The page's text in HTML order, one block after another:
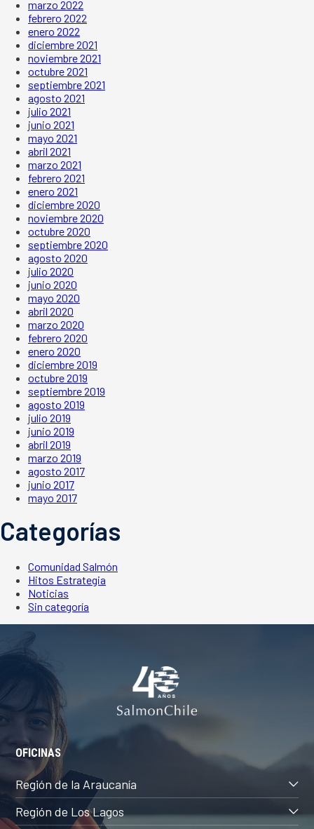
marzo 2022
febrero 2022
enero 2022
diciembre 2021
noviembre 2021
octubre 2021
septiembre 2021
agosto 2021
julio 2021
junio 2021
mayo 2021
abril 2021
marzo 2021
febrero 2021
enero 2021
diciembre 2020
noviembre 2020
octubre 2020
septiembre 2020
agosto 2020
julio 2020
junio 2020
mayo 2020
abril 2020
marzo 2020
febrero 2020
enero 2020
diciembre 2019
octubre 2019
septiembre 2019
agosto 2019
julio 2019
junio 2019
abril 2019
marzo 2019
agosto 2017
junio 2017
mayo 2017
Categorías
Comunidad Salmón
Hitos Estrategia
Noticias
Sin categoría
OFICINAS
Región de la Araucanía
Región de Los Lagos